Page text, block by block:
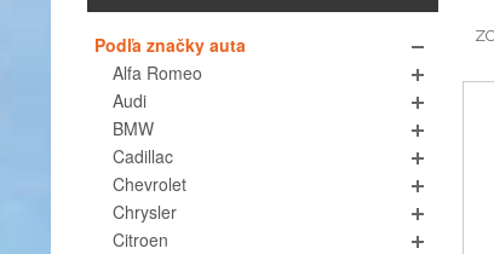
Podľa značky auta
Alfa Romeo
Audi
BMW
Cadillac
Chevrolet
Chrysler
Citroen